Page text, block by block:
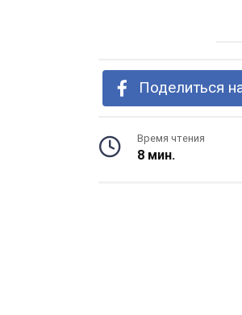
Поделиться
Время чтения
8 мин.